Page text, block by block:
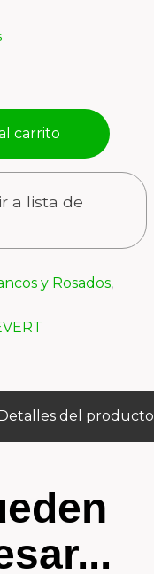
carrito
a lista de
y Rosados,
del producto